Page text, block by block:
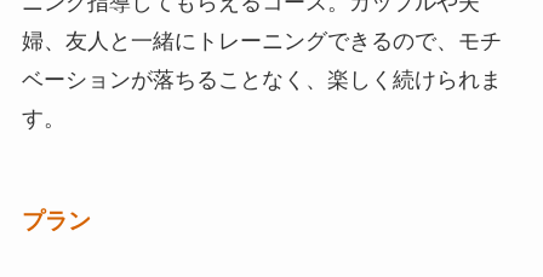
婦、友人と一緒にトレーニングできるので、モチ
ベーションが落ちることなく、楽しく続けられま
す。
プラン